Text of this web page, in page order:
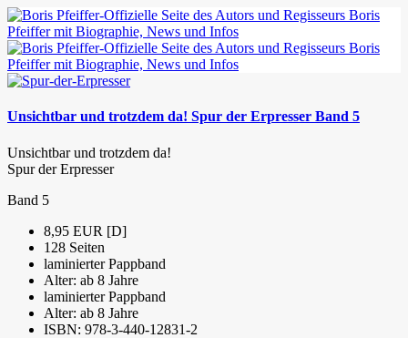
Unsichtbar und trotzdem da! Spur der Erpresser Band 5
Unsichtbar und trotzdem da!
Spur der Erpresser
Band 5
8,95 EUR [D]
128 Seiten
laminierter Pappband
Alter: ab 8 Jahre
laminierter Pappband
Alter: ab 8 Jahre
ISBN: 978-3-440-12831-2